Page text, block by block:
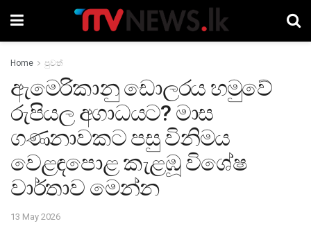
Home පුවත්
ඇමෙරිකානු ඩොලරය හමුවේ
රුපියල අගාධයට? මාස
ගණනාවකට පසු විනිමය
වෙළඳපොළ කැළඹූ විශේෂ
වාර්තාව මෙන්න
13 May 2026